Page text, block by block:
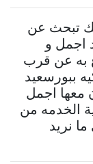
تبحث عن
و
به عن قرب
ببورسعيد
اجمل
الخدمه من